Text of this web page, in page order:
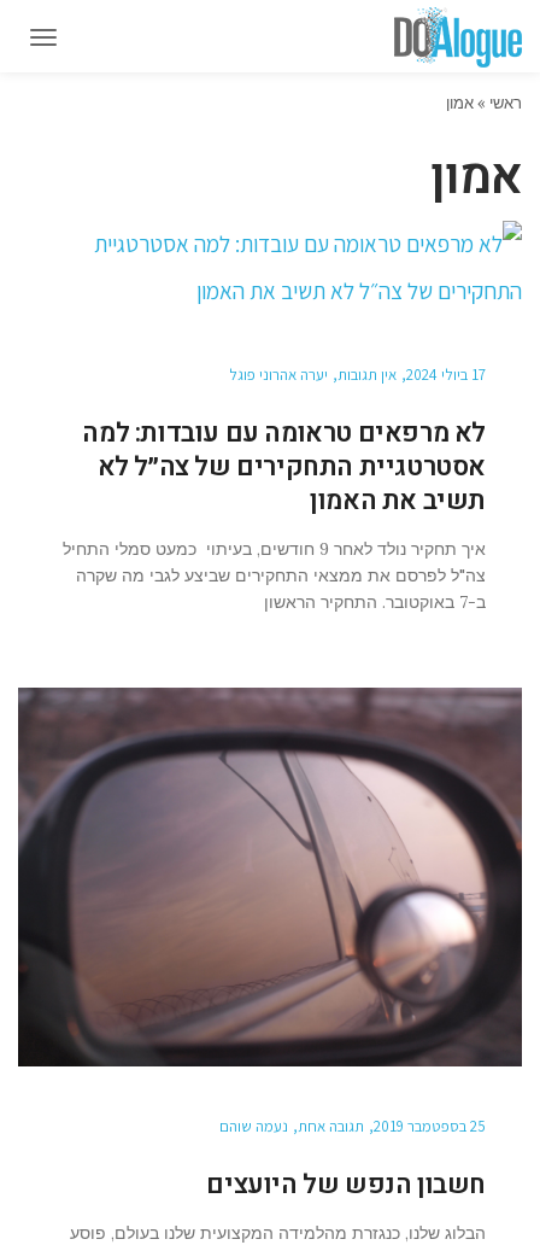
ראשי »אמון
אמון
17 ביולי 2024 אין תגובות יערה אהרוני פוגל
לא מרפאים טראומה עם עובדות: למה
אסטרטגיית התחקירים של צה״ל לא
תשיב את האמון
איך תחקיר נולד לאחר 9 חודשים, בעיתוי כמעט סמלי התחיל
צה"ל לפרסם את ממצאי התחקירים שביצע לגבי מה שקרה
ב-7 באוקטובר. התחקיר הראשון
25 בספטמבר 2019 תגובה אחת נעמה שוהם
חשבון הנפש של היועצים
הבלוג שלנו, כנגזרת מהלמידה המקצועית שלנו בעולם, פוסע